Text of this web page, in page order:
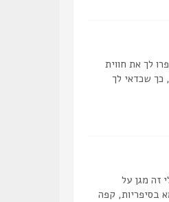
לך את חווית
כך שכדאי לך
זה מגן על
בסיפריות, קפה